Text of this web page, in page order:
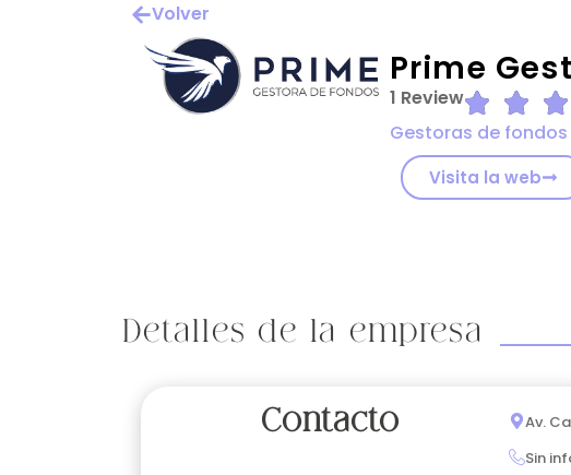
Volver
Prime
1 Review
Gestoras de fondos
Visita la web
Detalles de la empresa
Contacto
Av.
Sin